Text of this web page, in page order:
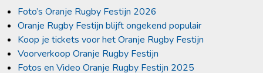
Foto’s Oranje Rugby Festijn 2026
Oranje Rugby Festijn blijft ongekend populair
Koop je tickets voor het Oranje Rugby Festijn
Voorverkoop Oranje Rugby Festijn
Fotos en Video Oranje Rugby Festijn 2025